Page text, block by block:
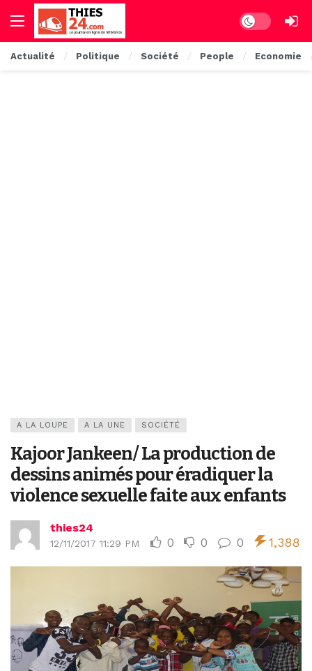
Dark mode
Actualité Politique Société People Economie
A LA LOUPE A LA UNE SOCIÉTÉ
Kajoor Jankeen/ La production de
dessins animés pour éradiquer la
violence sexuelle faite aux enfants
thies24
12/11/2017 11:29 PM 0 0 0 1,388